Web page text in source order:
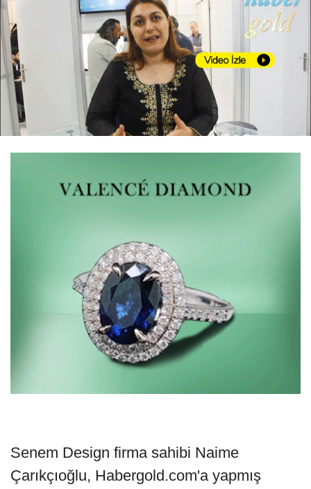
Senem Design firma sahibi Naime
Çarıkçıoğlu, Habergold.com'a yapmış